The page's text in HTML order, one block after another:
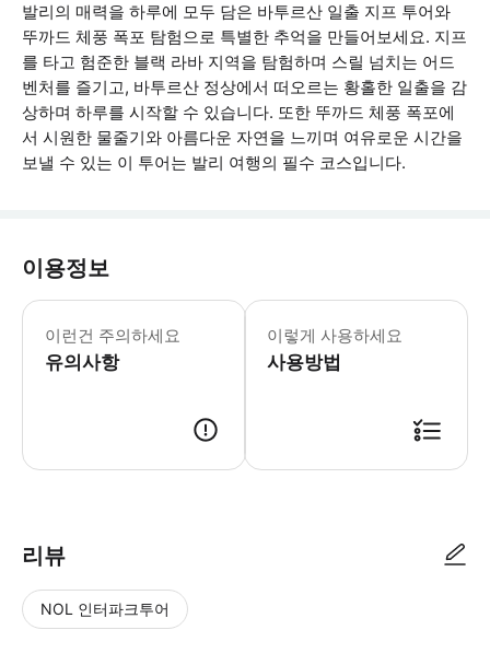
발리의 매력을 하루에 모두 담은 바투르산 일출 지프 투어와
뚜까드 체풍 폭포 탐험으로 특별한 추억을 만들어보세요. 지프
를 타고 험준한 블랙 라바 지역을 탐험하며 스릴 넘치는 어드
벤처를 즐기고, 바투르산 정상에서 떠오르는 황홀한 일출을 감
상하며 하루를 시작할 수 있습니다. 또한 뚜까드 체풍 폭포에
서 시원한 물줄기와 아름다운 자연을 느끼며 여유로운 시간을
보낼 수 있는 이 투어는 발리 여행의 필수 코스입니다.
이용정보
이런건 주의하세요
유의사항
발리의 특별한 하루를 위해 준비된
이렇게 사용하세요
사용방법
리뷰
NOL 인터파크투어